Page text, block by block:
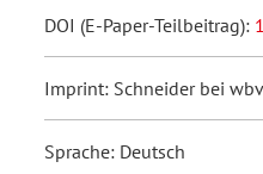
DOI (E-Paper-Teilbeitrag):
Imprint: Schneider bei wbv
Sprache: Deutsch